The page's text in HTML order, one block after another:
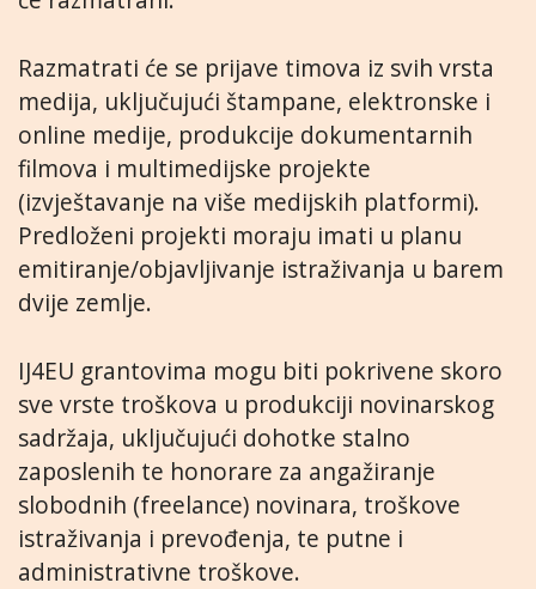
Razmatrati će se prijave timova iz svih vrsta
medija, uključujući štampane, elektronske i
online medije, produkcije dokumentarnih
filmova i multimedijske projekte
(izvještavanje na više medijskih platformi).
Predloženi projekti moraju imati u planu
emitiranje/objavljivanje istraživanja u barem
dvije zemlje.
IJ4EU grantovima mogu biti pokrivene skoro
sve vrste troškova u produkciji novinarskog
sadržaja, uključujući dohotke stalno
zaposlenih te honorare za angažiranje
slobodnih (freelance) novinara, troškove
istraživanja i prevođenja, te putne i
administrativne troškove.